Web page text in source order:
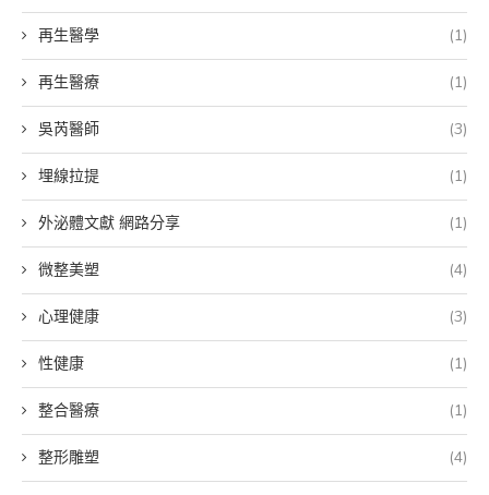
再生醫學 (1)
再生醫療 (1)
吳芮醫師 (3)
埋線拉提 (1)
外泌體文獻 網路分享 (1)
微整美塑 (4)
心理健康 (3)
性健康 (1)
整合醫療 (1)
整形雕塑 (4)